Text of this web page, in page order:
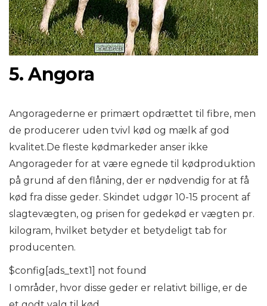
5. Angora
Angoragederne er primært opdrættet til fibre, men
de producerer uden tvivl kød og mælk af god
kvalitet.De fleste kødmarkeder anser ikke
Angorageder for at være egnede til kødproduktion
på grund af den flåning, der er nødvendig for at få
kød fra disse geder. Skindet udgør 10-15 procent af
slagtevægten, og prisen for gedekød er vægten pr.
kilogram, hvilket betyder et betydeligt tab for
producenten.
$config[ads_text1] not found
I områder, hvor disse geder er relativt billige, er de